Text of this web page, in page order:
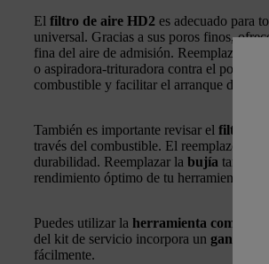
El filtro de aire HD2 es adecuado para
universal. Gracias a sus poros finos,
fina del aire de admisión. Reemplazar el
o aspiradora-trituradora contra el polvo
combustible y facilitar el arranque del
También es importante revisar el filtro de
través del combustible. El reemplazo
durabilidad. Reemplazar la bujía
rendimiento óptimo de tu herramienta.
Puedes utilizar la herramienta
del kit de servicio incorpora un gancho
fácilmente.